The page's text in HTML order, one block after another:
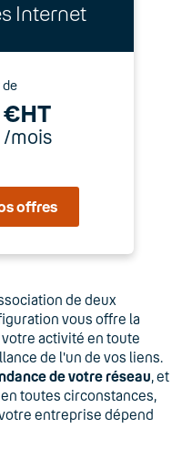
Internet
de
€HT
/mois
offres
de deux
vous offre la
activité en toute
de l'un de vos liens.
de votre réseau, et
toutes circonstances,
entreprise dépend